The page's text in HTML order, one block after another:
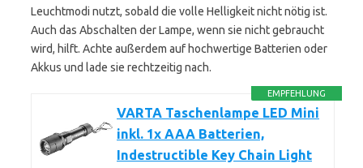
Leuchtmodi nutzt, sobald die volle Helligkeit nicht nötig ist.
Auch das Abschalten der Lampe, wenn sie nicht gebraucht
wird, hilft. Achte außerdem auf hochwertige Batterien oder
Akkus und lade sie rechtzeitig nach.
EMPFEHLUNG
VARTA Taschenlampe LED Mini
inkl. 1x AAA Batterien,
Indestructible Key Chain Light